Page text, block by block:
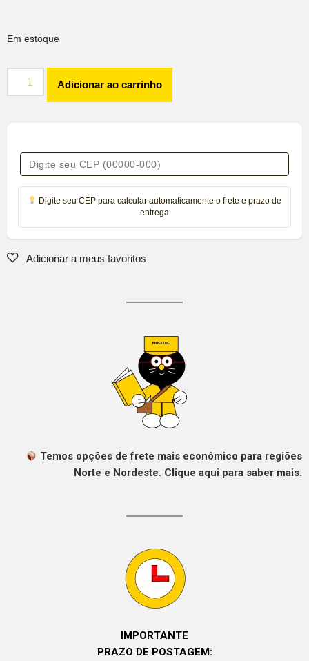
Em estoque
Adicionar ao carrinho
Digite seu CEP para calcular automaticamente o frete e prazo de
entrega
Temos opções de frete mais econômico para regiões
Norte e Nordeste. Clique aqui para saber mais.
IMPORTANTE
PRAZO DE POSTAGEM: